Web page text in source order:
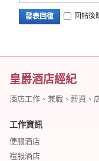
發表回復 回帖後
皇爵酒店經紀
酒店工作、兼職、薪資、
工作資訊
便服酒店
禮服酒店